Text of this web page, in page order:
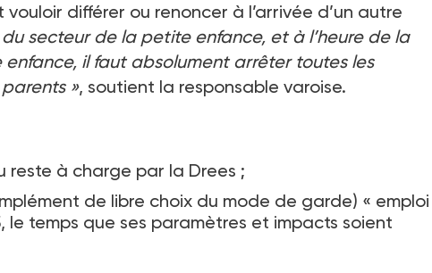
différer ou renoncer à l’arrivée d’un autre
secteur de la petite enfance, et à l’heure de la
il faut absolument arrêter toutes les
», soutient la responsable varoise.
reste à charge par la Drees ;
de libre choix du mode de garde) « emploi
le temps que ses paramètres et impacts soient